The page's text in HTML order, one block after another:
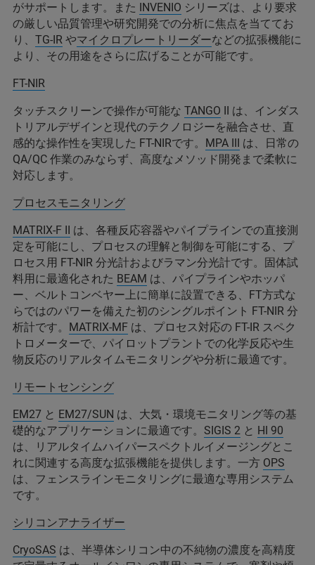
がサポートします。また INVENIO シリーズは、より要求
の厳しい品質管理や研究開発での分析に焦点を当ててお
り、 TG-IR やマイクロプレートリーダーなどの拡張機能に
より、その用途をさらに広げることが可能です。
FT-NIR
タッチスクリーンで操作が可能な TANGO II は、インダス
トリアルデザインと現代のテクノロジーを融合させ、直
感的な操作性を実現した FT-NIRです。 MPA III は、日常の
QA/QC 作業のみならず、高度なメソッド開発まで柔軟に
対応します。
プロセスモニタリング
MATRIX-F II は、各種反応容器やパイプラインでの直接測
定を可能にし、プロセスの理解と制御を可能にする、プ
ロセス用 FT-NIR 分光計およびラマン分光計です。固体試
料用に最適化された BEAM は、パイプラインやホッパ
ー、ベルトコンベヤー上に簡単に設置できる、FT方式な
らではのパワーを備えた初のシングルポイント FT-NIR 分
析計です。 MATRIX-MF は、プロセス対応の FT-IR スペク
トロメーターで、パイロットプラントでの化学反応や生
物反応のリアルタイムモニタリングや分析に最適です。
リモートセンシング
EM27 と EM27/SUN は、大気・環境モニタリング等の基
礎的なアプリケーションに最適です。 SIGIS 2 と HI 90
は、リアルタイムハイパースペクトルイメージングとこ
れに関連する高度な拡張機能を提供します。一方 OPS
は、フェンスラインモニタリングに最適な専用システム
です。
シリコンアナライザー
CryoSAS は、半導体シリコン中の不純物の濃度を高精度